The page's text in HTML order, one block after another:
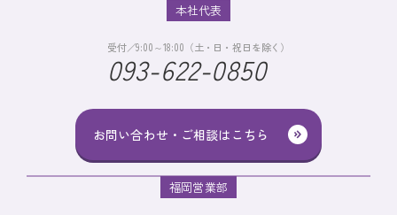
お問い合わせ・ご相談はこちら
本社代表
受付／9:00～18:00（土・日・祝日を除く）
093-622-0850
福岡営業部